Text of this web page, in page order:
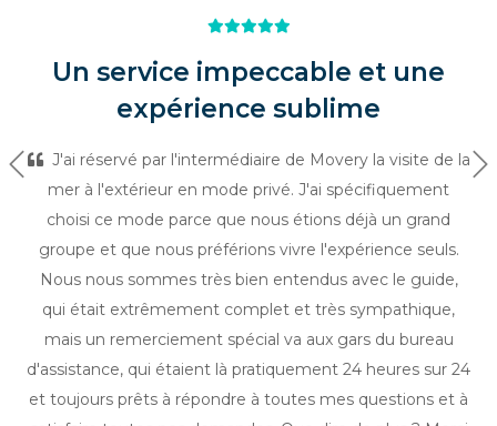
Un service impeccable et une
expérience sublime
J'ai réservé par l'intermédiaire de Movery la visite de la
mer à l'extérieur en mode privé. J'ai spécifiquement
choisi ce mode parce que nous étions déjà un grand
groupe et que nous préférions vivre l'expérience seuls.
Nous nous sommes très bien entendus avec le guide,
qui était extrêmement complet et très sympathique,
mais un remerciement spécial va aux gars du bureau
d'assistance, qui étaient là pratiquement 24 heures sur 24
et toujours prêts à répondre à toutes mes questions et à
Précédent